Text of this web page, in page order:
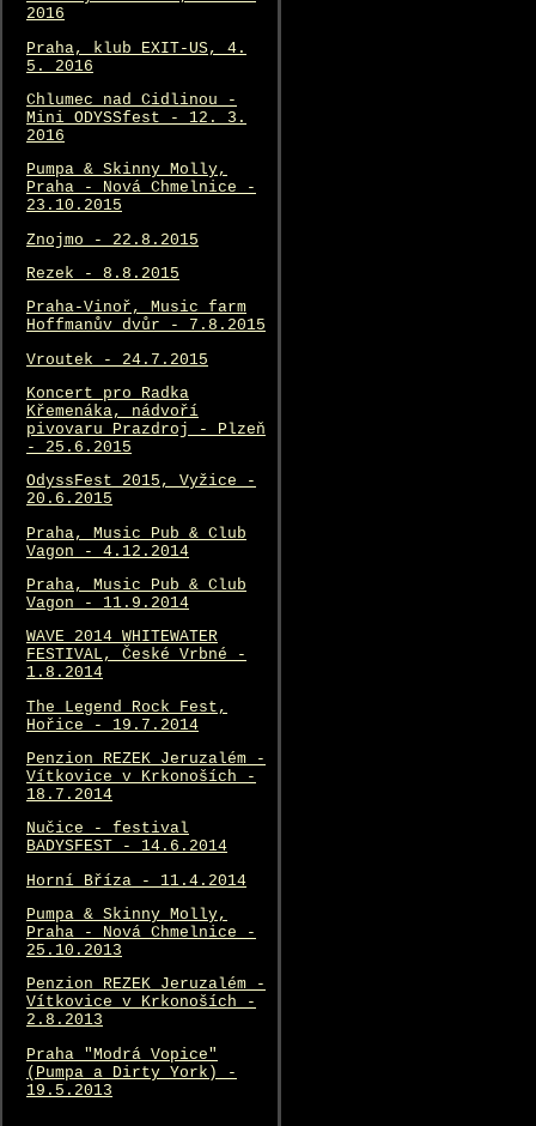
2016
Praha, klub EXIT-US, 4.
5. 2016
Chlumec nad Cidlinou -
Mini ODYSSfest - 12. 3.
2016
Pumpa & Skinny Molly,
Praha - Nová Chmelnice -
23.10.2015
Znojmo - 22.8.2015
Rezek - 8.8.2015
Praha-Vinoř, Music farm
Hoffmanův dvůr - 7.8.2015
Vroutek - 24.7.2015
Koncert pro Radka
Křemenáka, nádvoří
pivovaru Prazdroj - Plzeň
- 25.6.2015
OdyssFest 2015, Vyžice -
20.6.2015
Praha, Music Pub & Club
Vagon - 4.12.2014
Praha, Music Pub & Club
Vagon - 11.9.2014
WAVE 2014 WHITEWATER
FESTIVAL, České Vrbné -
1.8.2014
The Legend Rock Fest,
Hořice - 19.7.2014
Penzion REZEK Jeruzalém -
Vítkovice v Krkonoších -
18.7.2014
Nučice - festival
BADYSFEST - 14.6.2014
Horní Bříza - 11.4.2014
Pumpa & Skinny Molly,
Praha - Nová Chmelnice -
25.10.2013
Penzion REZEK Jeruzalém -
Vítkovice v Krkonoších -
2.8.2013
Praha "Modrá Vopice"
(Pumpa a Dirty York) -
19.5.2013